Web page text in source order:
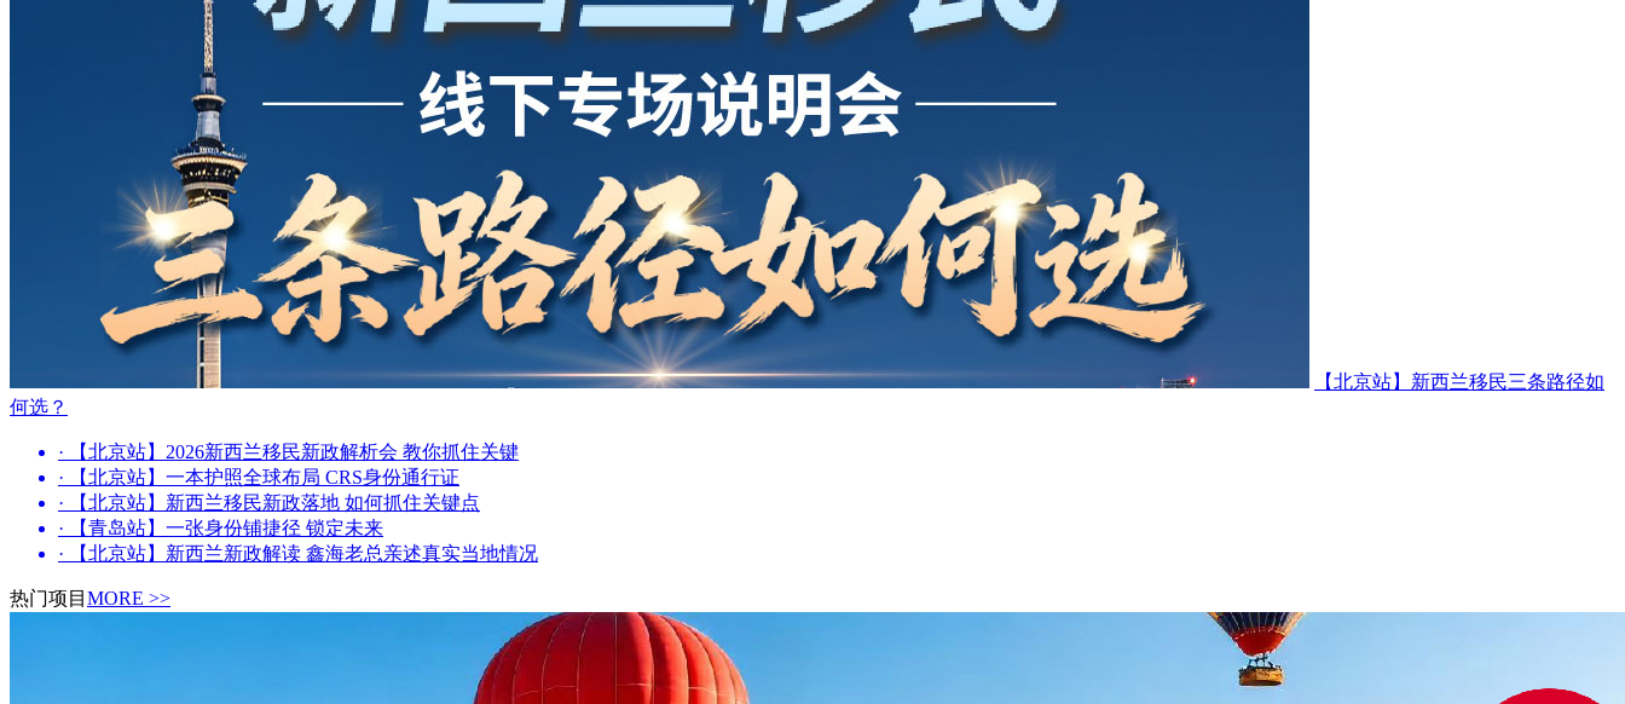
鑫海
【北京站】新西兰移民三条路径如
何选？
· 【北京站】2026新西兰移民新政解析会 教你抓住关键
· 【北京站】一本护照全球布局 CRS身份通行证
· 【北京站】新西兰移民新政落地 如何抓住关键点
· 【青岛站】一张身份铺捷径 锁定未来
· 【北京站】新西兰新政解读 鑫海老总亲述真实当地情况
热门项目 MORE >>